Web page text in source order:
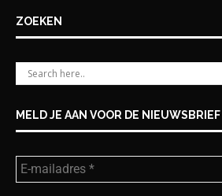
ZOEKEN
MELD JE AAN VOOR DE NIEUWSBRIEF